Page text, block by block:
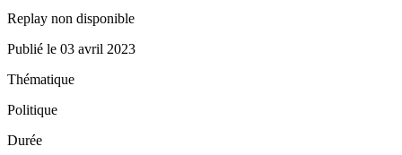
Replay non disponible
Publié le 03 avril 2023
Thématique
Politique
Durée